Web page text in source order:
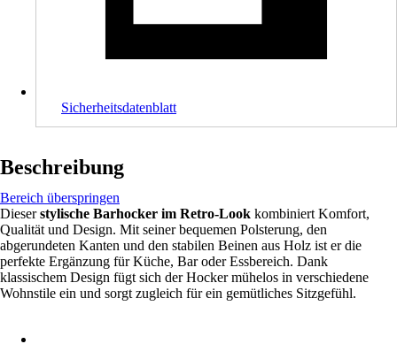
Sicherheitsdatenblatt
Beschreibung
Bereich überspringen
Dieserstylische Barhocker im Retro-Look kombiniert Komfort,
Qualität und Design. Mit seiner bequemen Polsterung, den
abgerundeten Kanten und den stabilen Beinen aus Holz ist er die
perfekte Ergänzung für Küche, Bar oder Essbereich. Dank
klassischem Design fügt sich der Hocker mühelos in verschiedene
Wohnstile ein und sorgt zugleich für ein gemütliches Sitzgefühl.